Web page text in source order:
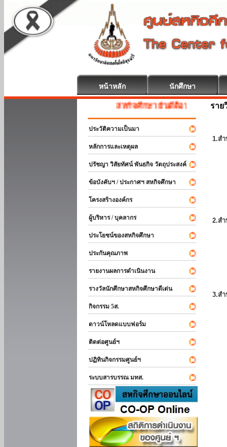
หน้าหลัก นักศึกษา
สหกิจศึกษา ยินดีต้อนรับ
ประวัติความเป็นมา
หลักการและเหตุผล
ปรัชญา วิสัยทัศน์ พันธกิจ วัตถุประสงค์
ข้อบังคับฯ / ประกาศฯ สหกิจศึกษา
โครงสร้างองค์กร
ผู้บริหาร / บุคลากร
ประโยชน์ของสหกิจศึกษา
ประกันคุณภาพ
รายงานผลการดำเนินงาน
รางวัลนักศึกษาสหกิจศึกษาดีเด่น
กิจกรรม 5ส.
ดาวน์โหลดแบบฟอร์ม
ติดต่อศูนย์ฯ
ปฏิทินกิจกรรมศูนย์ฯ
ระบบสารบรรณ มทส.
ราย
1.ส
2.ส
3.ส